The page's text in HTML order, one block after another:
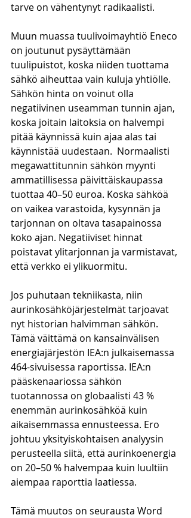
tarve on vähentynyt radikaalisti.
Muun muassa tuulivoimayhtiö Eneco
on joutunut pysäyttämään
tuulipuistot, koska niiden tuottama
sähkö aiheuttaa vain kuluja yhtiölle.
Sähkön hinta on voinut olla
negatiivinen useamman tunnin ajan,
koska joitain laitoksia on halvempi
pitää käynnissä kuin ajaa alas tai
käynnistää uudestaan.  Normaalisti
megawattitunnin sähkön myynti
ammatillisessa päivittäiskaupassa
tuottaa 40–50 euroa. Koska sähköä
on vaikea varastoida, kysynnän ja
tarjonnan on oltava tasapainossa
koko ajan. Negatiiviset hinnat
poistavat ylitarjonnan ja varmistavat,
että verkko ei ylikuormitu.
Jos puhutaan tekniikasta, niin
aurinkosähköjärjestelmät tarjoavat
nyt historian halvimman sähkön.
Tämä väittämä on kansainvälisen
energiajärjestön IEA:n julkaisemassa
464-sivuisessa raportissa. IEA:n
pääskenaariossa sähkön
tuotannossa on globaalisti 43 %
enemmän aurinkosähköä kuin
aikaisemmassa ennusteessa. Ero
johtuu yksityiskohtaisen analyysin
perusteella siitä, että aurinkoenergia
on 20–50 % halvempaa kuin luultiin
aiempaa raporttia laatiessa.
Tämä muutos on seurausta Word